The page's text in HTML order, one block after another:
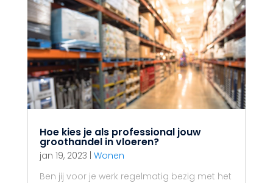
Hoe kies je als professional jouw
groothandel in vloeren?
jan 19, 2023 | Wonen
Ben jij voor je werk regelmatig bezig met het